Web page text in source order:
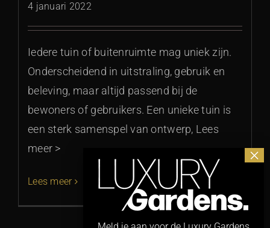
4 januari 2022
Iedere tuin of buitenruimte mag uniek zijn.
Onderscheidend in uitstraling, gebruik en
beleving, maar altijd passend bij de
bewoners of gebruikers. Een unieke tuin is
een sterk samenspel van ontwerp, Lees
meer >
Lees meer